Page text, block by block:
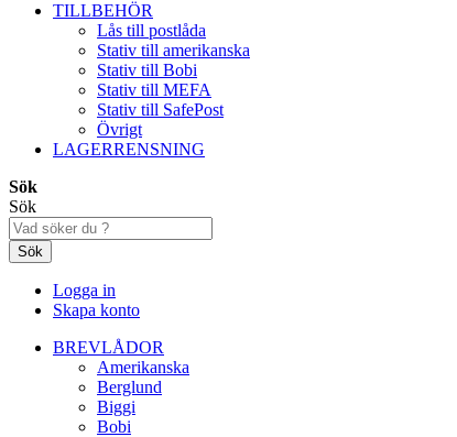
TILLBEHÖR
Lås till postlåda
Stativ till amerikanska
Stativ till Bobi
Stativ till MEFA
Stativ till SafePost
Övrigt
LAGERRENSNING
Sök
Sök
Sök
Logga in
Skapa konto
BREVLÅDOR
Amerikanska
Berglund
Biggi
Bobi